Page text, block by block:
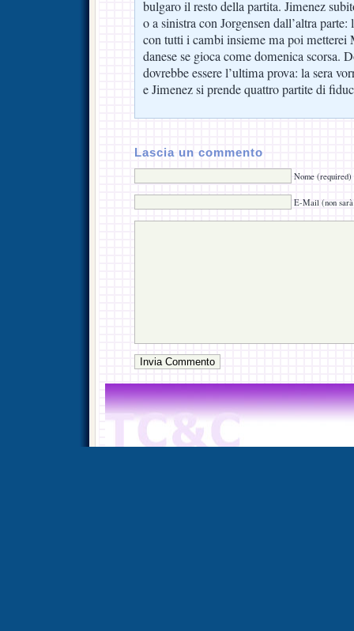
bulgaro il resto della partita. Jimenez
o a sinistra con Jorgensen dall’altra
con tutti i cambi insieme ma poi metterei
danese se gioca come domenica scorsa.
dovrebbe essere l’ultima prova: la sera
e Jimenez si prende quattro partite di
Lascia un commento
Nome (required)
E-Mail (non